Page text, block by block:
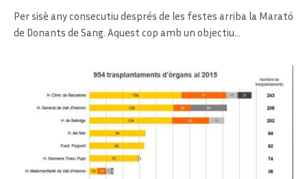
Per sisè any consecutiu després de les festes arriba la Marató
de Donants de Sang. Aquest cop amb un objectiu…